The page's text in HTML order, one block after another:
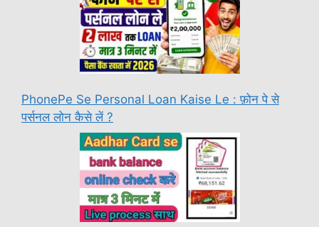
PhonePe Se Personal Loan Kaise Le : फ़ोन पे से
पर्सनल लोन कैसे लें ?